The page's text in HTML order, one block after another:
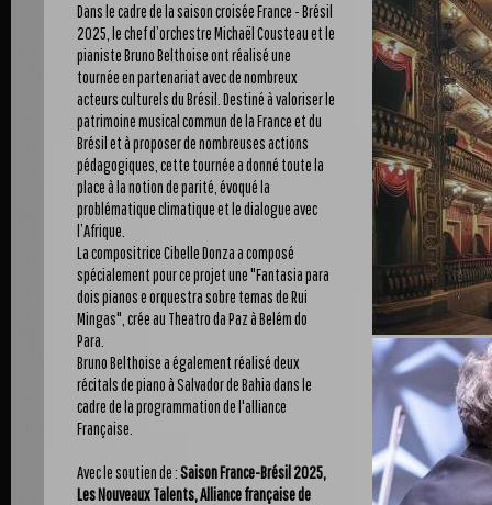
Dans le cadre de la saison croisée France - Brésil
2025, le chef d’orchestre Michaël Cousteau et le
pianiste Bruno Belthoise ont réalisé une
tournée en partenariat avec de nombreux
acteurs culturels du Brésil. Destiné à valoriser le
patrimoine musical commun de la France et du
Brésil et à proposer de nombreuses actions
pédagogiques, cette tournée a donné toute la
place à la notion de parité, évoqué la
problématique climatique et le dialogue avec
l’Afrique.
La compositrice Cibelle Donza a composé
spécialement pour ce projet une "Fantasia para
dois pianos e orquestra sobre temas de Rui
Mingas", crée au Theatro da Paz à Belém do
Para.
Bruno Belthoise a également réalisé deux
récitals de piano à Salvador de Bahia dans le
cadre de la programmation de l'alliance
Française.
Avec le soutien de :Saison France-Brésil 2025,
Les Nouveaux Talents, Alliance française de